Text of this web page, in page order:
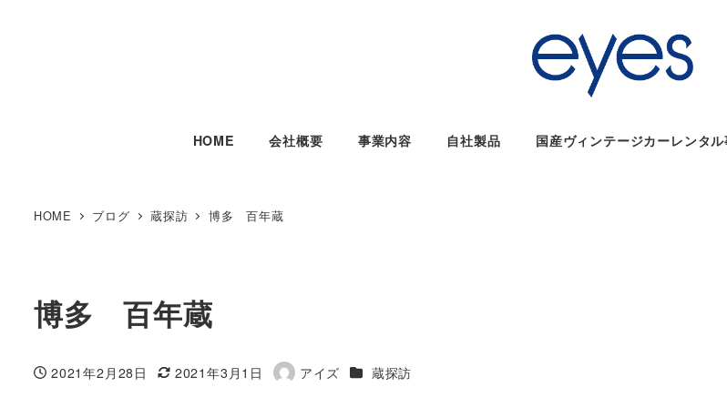
HOME 会社概要 事業内容 自社製品 国産ヴィンテージカーレンタ
HOME ブログ 蔵探訪 博多 百年蔵
博多 百年蔵
投稿日
2021年2月28日
更新日
2021年3月1日
著
アイズ カテゴリー
蔵探訪